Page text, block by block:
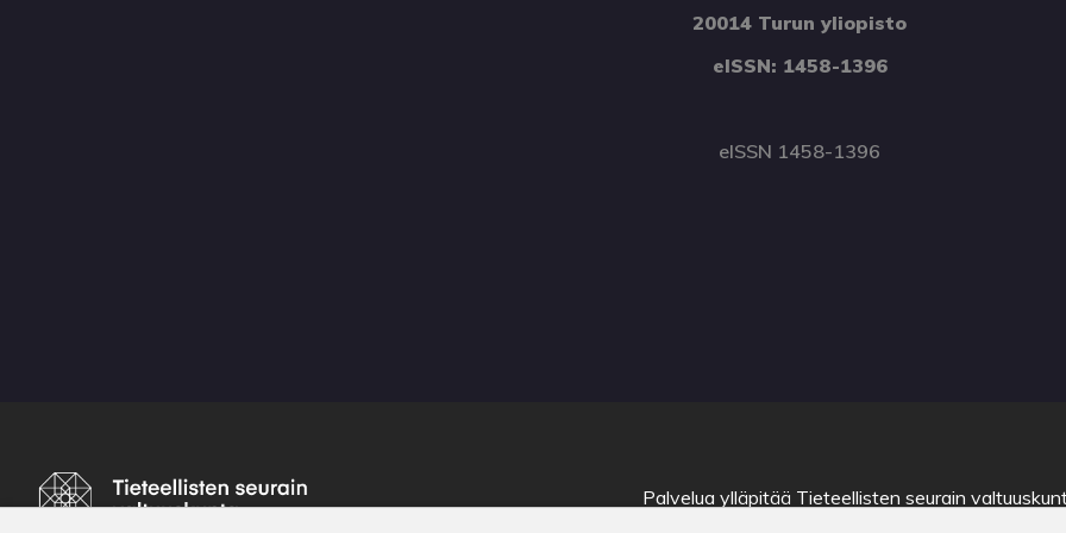
20014 Turun yliopisto
eISSN: 1458-1396
eISSN 1458-1396
Palvelua ylläpitää Tieteellisten seurain